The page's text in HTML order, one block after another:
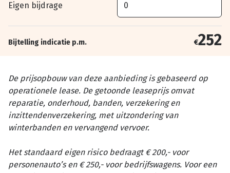
Eigen bijdrage
Bijtelling indicatie p.m. €252
De prijsopbouw van deze aanbieding is gebaseerd op
operationele lease. De getoonde leaseprijs omvat
reparatie, onderhoud, banden, verzekering en
inzittendenverzekering, met uitzondering van
winterbanden en vervangend vervoer.
Het standaard eigen risico bedraagt € 200,- voor
personenauto’s en € 250,- voor bedrijfswagens. Voor een